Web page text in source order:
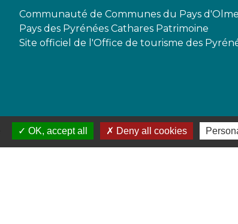
Communauté de Communes du Pays
Pays des Pyrénées Cathares Patrimoine
Site officiel de l'Office de tourisme des
OK, accept all Deny all cookies